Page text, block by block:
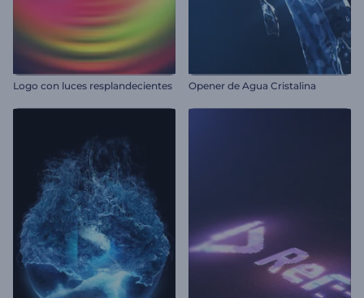
Logo con luces resplandecientes Opener de Agua Cristalina